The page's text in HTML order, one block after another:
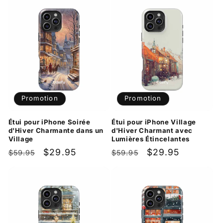
Promotion
Étui pour iPhone Soirée
d'Hiver Charmante dans un
Village
Prix
$59.95
Prix
$29.95
Promotion
Étui pour iPhone Village
d'Hiver Charmant avec
Lumières Étincelantes
Prix
$59.95
Prix
$29.95